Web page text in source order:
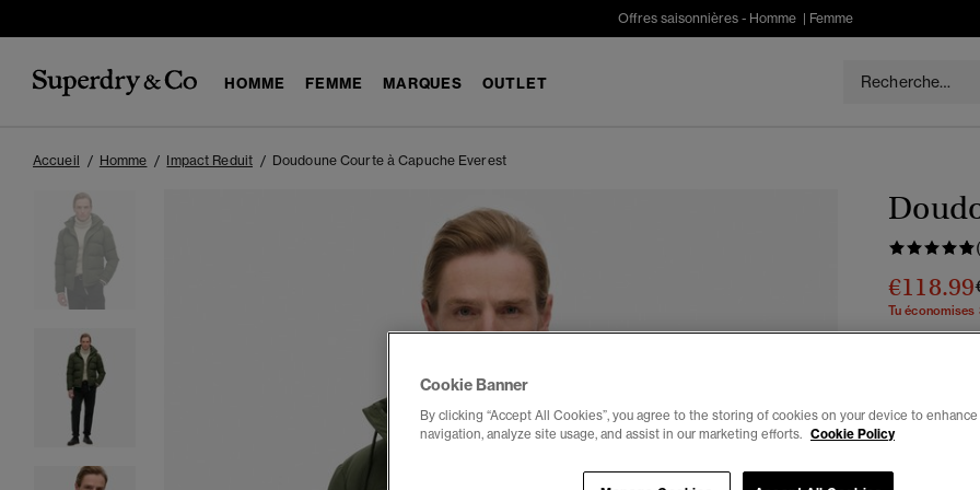
Offres saisonnières - Homme| Femme
HOMME FEMME MARQUES OUTLET
Accueil Homme Impact Reduit Doudoune Courte à Capuche Everest
€118.99
Tu économises
Cookie Banner
By clicking “Accept All Cookies”, you agree to the storing of cookies on your device to
navigation, analyze site usage, and assist in our marketing efforts. Cookie Policy